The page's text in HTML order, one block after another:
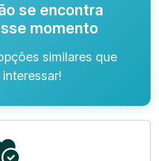
se encontra
momento
similares que